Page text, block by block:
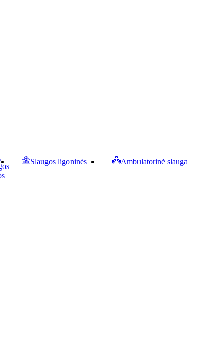
Slaugos ligoninės Ambulatorinė slauga